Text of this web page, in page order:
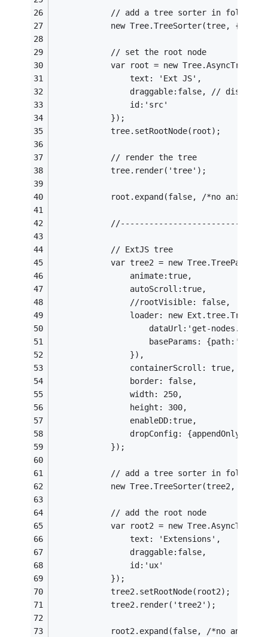
// add a tree sorter in folder
new Tree.TreeSorter(tree,
            // set the root node
var root = new
                text: 'Ext JS',
draggable:false, // disable
                id:'src'
            });
            tree.setRootNode(root);
            // render the tree
            tree.render('tree');
root.expand(false, /*no anim*/
            // ExtJS tree
            var tree2 = new Tree.TreePanel({
                animate:true,
                autoScroll:true,
                //rootVisible: false,
loader: new
                    dataUrl:'get-nodes.php',
baseParams:
                }),
                containerScroll: true,
                border: false,
                width: 250,
                height: 300,
                enableDD:true,
dropConfig:
            });
// add a tree sorter in folder
new Tree.TreeSorter(tree2,
            // add the root node
var root2 = new
                text: 'Extensions',
                draggable:false,
                id:'ux'
            });
            tree2.setRootNode(root2);
            tree2.render('tree2');
root2.expand(false, /*no anim*/